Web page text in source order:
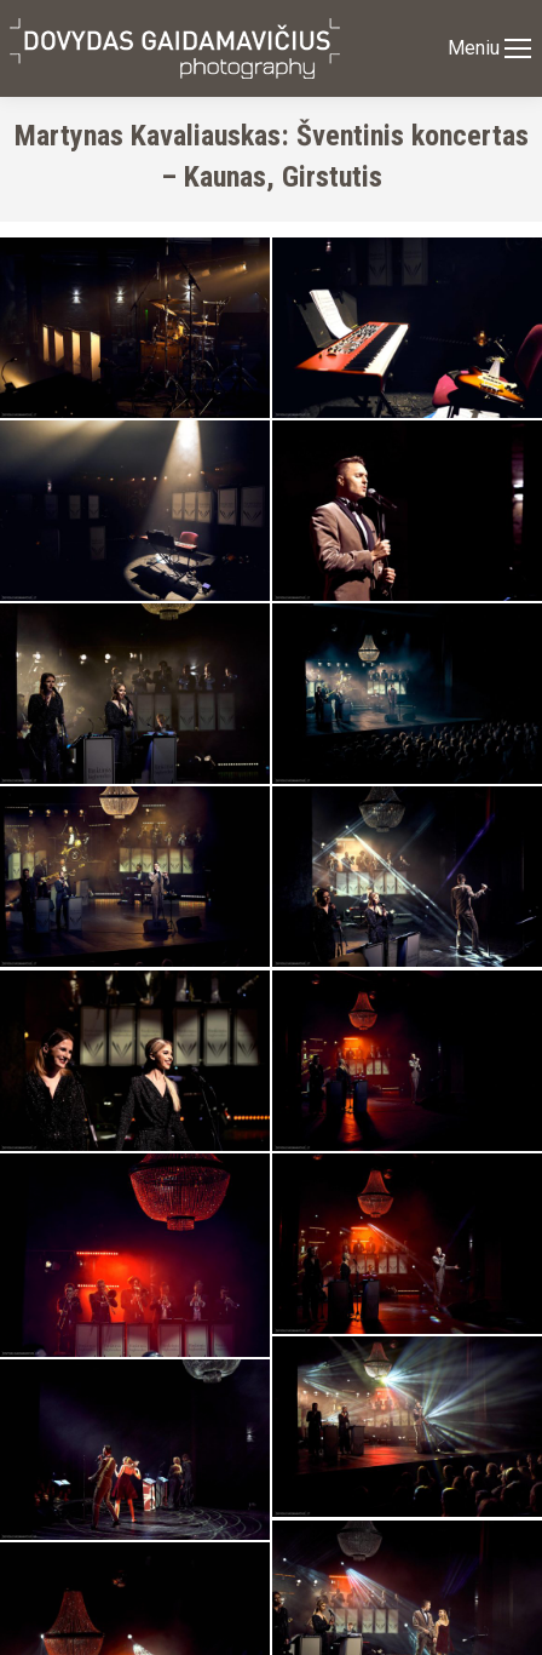
Meniu
Martynas Kavaliauskas: Šventinis koncertas
– Kaunas, Girstutis